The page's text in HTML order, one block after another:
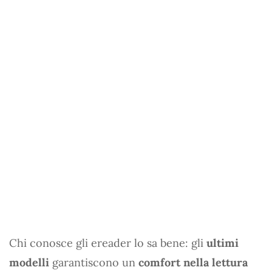
Chi conosce gli ereader lo sa bene: gli ultimi
modelli garantiscono un comfort nella lettura